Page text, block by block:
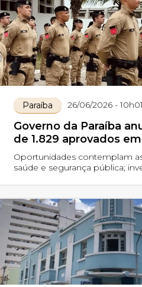
Paraíba 26/06/2026 - 10h01
Governo da Paraíba
de 1.829 aprovados
Oportunidades contemplam
saúde e segurança pública;